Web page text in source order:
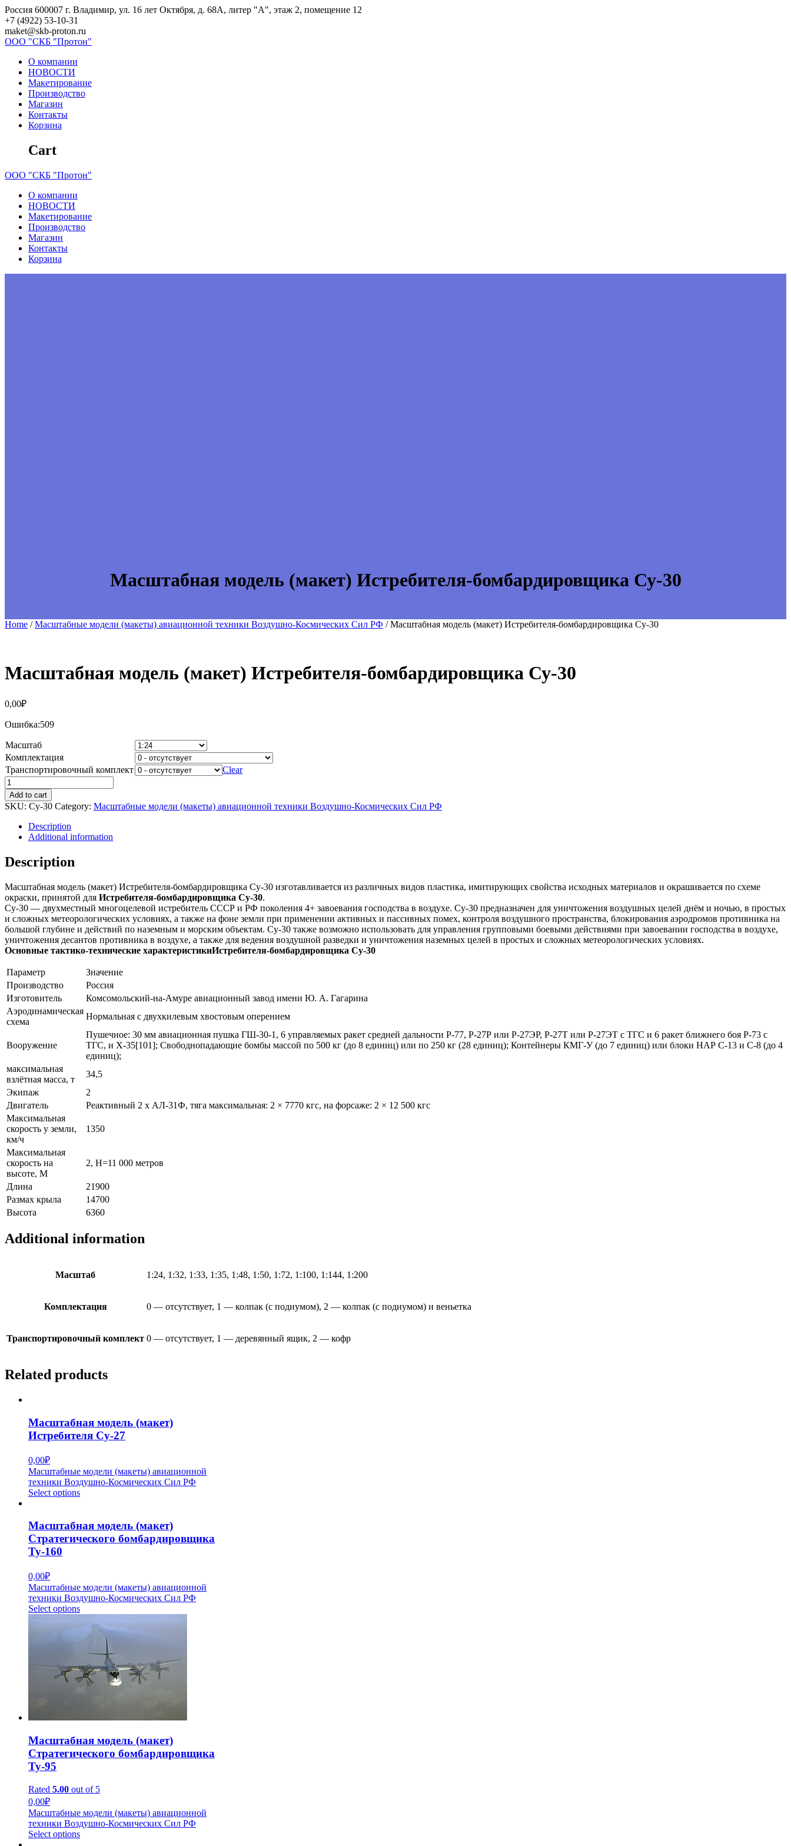
Skip
to
content
Россия 600007 г. Владимир, ул. 16 лет Октября, д. 68А, литер "А", этаж 2, помещение 12
+7 (4922) 53-10-31
maket@skb-proton.ru
ООО "СКБ "Протон"
О компании
НОВОСТИ
Макетирование
Производство
Магазин
Контакты
Корзина
Cart
ООО "СКБ "Протон"
О компании
НОВОСТИ
Макетирование
Производство
Магазин
Контакты
Корзина
Масштабная модель (макет) Истребителя-бомбардировщика Су-30
Home /Масштабные модели (макеты) авиационной техники Воздушно-Космических Сил РФ / Масштабная модель (макет) Истребителя-бомбардировщика Су-30
Масштабная модель (макет) Истребителя-бомбардировщика Су-30
0,00₽
Ошибка:509
Масштаб
Комплектация
Транспортировочный комплект
Clear
Масштабная
модель
(макет)
Истребителя-
бомбардировщика
Су-30
quantity
Add to cart
SKU: Су-30 Category: Масштабные модели (макеты) авиационной техники Воздушно-Космических Сил РФ
Description
Additional information
Description
Масштабная модель (макет) Истребителя-бомбардировщика Су-30 изготавливается из различных видов пластика, имитирующих свойства исходных материалов и окрашивается по схеме
окраски, принятой для Истребителя-бомбардировщика Су-30.
Су-30 — двухместный многоцелевой истребитель СССР и РФ поколения 4+ завоевания господства в воздухе. Су-30 предназначен для уничтожения воздушных целей днём и ночью, в простых
и сложных метеорологических условиях, а также на фоне земли при применении активных и пассивных помех, контроля воздушного пространства, блокирования аэродромов противника на
большой глубине и действий по наземным и морским объектам. Су-30 также возможно использовать для управления групповыми боевыми действиями при завоевании господства в воздухе,
уничтожения десантов противника в воздухе, а также для ведения воздушной разведки и уничтожения наземных целей в простых и сложных метеорологических условиях.
Основные тактико-технические характеристикиИстребителя-бомбардировщика Су-30
Параметр
Значение
Производство
Россия
Изготовитель
Комсомольский-на-Амуре авиационный завод имени Ю. А. Гагарина
Аэродинамическая
схема
Нормальная с двухкилевым хвостовым оперением
Вооружение
Пушечное: 30 мм авиационная пушка ГШ-30-1, 6 управляемых ракет средней дальности Р-77, Р-27Р или Р-27ЭР, Р-27Т или Р-27ЭТ с ТГС и 6 ракет ближнего боя Р-73 с
ТГС, и Х-35[101]; Свободнопадающие бомбы массой по 500 кг (до 8 единиц) или по 250 кг (28 единиц); Контейнеры КМГ-У (до 7 единиц) или блоки НАР С-13 и С-8 (до 4
единиц);
максимальная
взлётная масса, т
34,5
Экипаж
2
Двигатель
Реактивный 2 х АЛ-31Ф, тяга максимальная: 2 × 7770 кгс, на форсаже: 2 × 12 500 кгс
Максимальная
скорость у земли,
км/ч
1350
Максимальная
скорость на
высоте, М
2, H=11 000 метров
Длина
21900
Размах крыла
14700
Высота
6360
Additional information
Масштаб 1:24, 1:32, 1:33, 1:35, 1:48, 1:50, 1:72, 1:100, 1:144, 1:200
Комплектация 0 — отсутствует, 1 — колпак (с подиумом), 2 — колпак (с подиумом) и веньетка
Транспортировочный комплект 0 — отсутствует, 1 — деревянный ящик, 2 — кофр
Related products
Масштабная модель (макет)
Истребителя Су-27
0,00₽
Масштабные модели (макеты) авиационной
техники Воздушно-Космических Сил РФ
Select options
Масштабная модель (макет)
Стратегического бомбардировщика
Ту-160
0,00₽
Масштабные модели (макеты) авиационной
техники Воздушно-Космических Сил РФ
Select options
Масштабная модель (макет)
Стратегического бомбардировщика
Ту-95
Rated 5.00 out of 5
0,00₽
Масштабные модели (макеты) авиационной
техники Воздушно-Космических Сил РФ
Select options